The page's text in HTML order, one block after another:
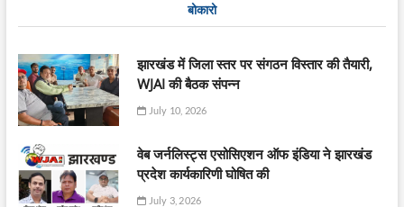
बोकारो
झारखंड में जिला स्तर पर संगठन विस्तार की तैयारी,
WJAI की बैठक संपन्न
July 10, 2026
वेब जर्नलिस्ट्स एसोसिएशन ऑफ इंडिया ने झारखंड
प्रदेश कार्यकारिणी घोषित की
July 3, 2026